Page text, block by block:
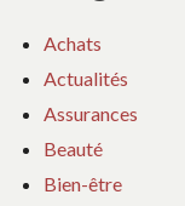
Achats
Actualités
Assurances
Beauté
Bien-être